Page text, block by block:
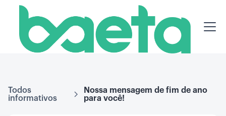
Todos
informativos
Nossa mensagem de fim de ano
para você!